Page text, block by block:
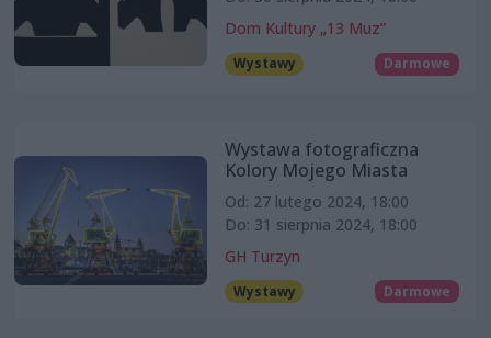
Dom Kultury „13 Muz”
Wystawy Darmowe
Wystawa fotograficzna
Kolory Mojego Miasta
Od: 27 lutego 2024, 18:00
Do: 31 sierpnia 2024, 18:00
GH Turzyn
Wystawy Darmowe